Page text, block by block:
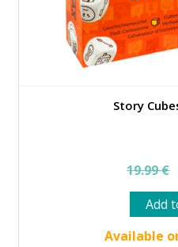
Story
19.99€
Add
Available